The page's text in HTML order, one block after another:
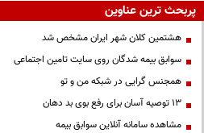
پربحث ترین عناوین
هشتمین کلان شهر ایران مشخص شد
سوابق بیمه شدگان روی سایت تامین اجتماعی
همجنس گرایی در شبکه من و تو
13 توصیه آسان برای رفع بوی بد دهان
مشاهده سامانه آنلاين سوابق بیمه